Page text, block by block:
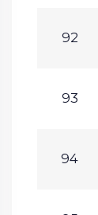
92
93
94